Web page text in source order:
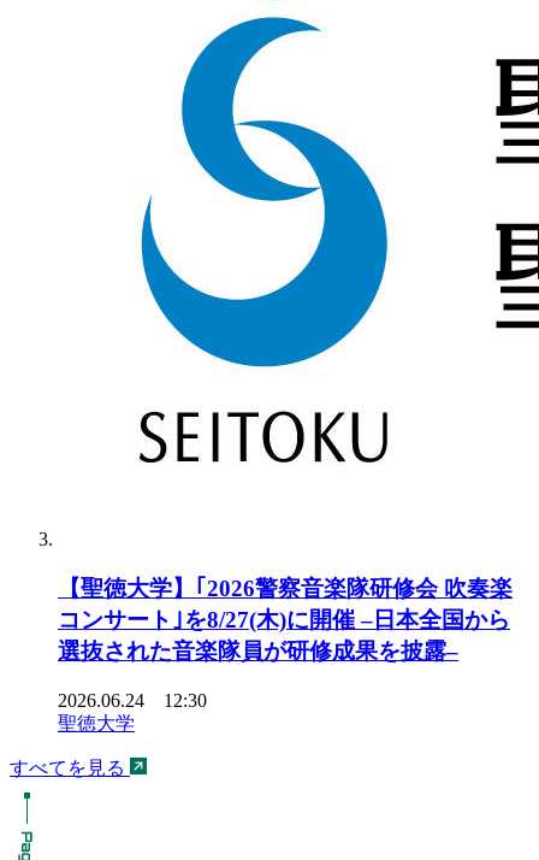
【聖徳大学】｢2026警察音楽隊研修会 吹奏楽
コンサート｣を8/27(木)に開催 –日本全国から
選抜された音楽隊員が研修成果を披露–
2026.06.24 12:30
聖徳大学
すべてを見る